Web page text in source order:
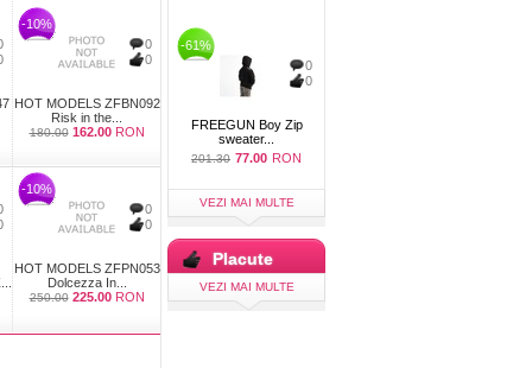
-10%
0
0
HOT MODELS ZFBN092
Risk in the...
180.00 162.00 RON
-10%
0
0
HOT MODELS ZFPN053
Dolcezza In...
250.00 225.00 RON
-61%
0
0
FREEGUN Boy Zip
sweater...
201.30 77.00 RON
VEZI MAI MULTE
Placute
VEZI MAI MULTE